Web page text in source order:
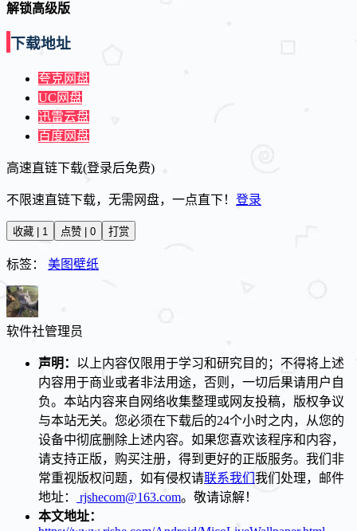
解锁高级版
下载地址
夸克网盘
UC网盘
迅雷云盘
百度网盘
高速直链下载(登录后免费)
不限速直链下载，无需网盘，一点直下！ 登录
收藏 | 1 点赞 | 0 打赏
标签： 美图壁纸
软件社管理员
声明： 以上内容仅限用于学习和研究目的；不得将上述
内容用于商业或者非法用途，否则，一切后果请用户自
负。本站内容来自网络收集整理或网友投稿，版权争议
与本站无关。您必须在下载后的24个小时之内，从您的
设备中彻底删除上述内容。如果您喜欢该程序和内容，
请支持正版，购买注册，得到更好的正版服务。我们非
常重视版权问题，如有侵权请联系我们 我们处理，邮件
地址：
rjshecom@163.com。敬请谅解！
本文地址：